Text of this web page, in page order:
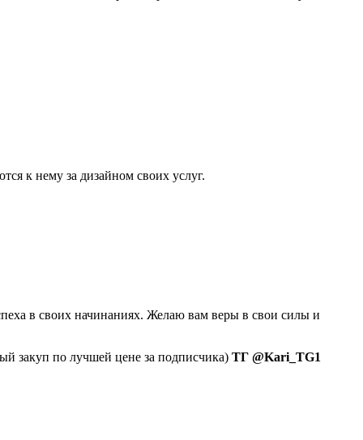
к нему за дизайном своих услуг.
в своих начинаниях. Желаю вам веры в свои силы и
закуп по лучшей цене за подписчика) ТГ @Kari_TG1